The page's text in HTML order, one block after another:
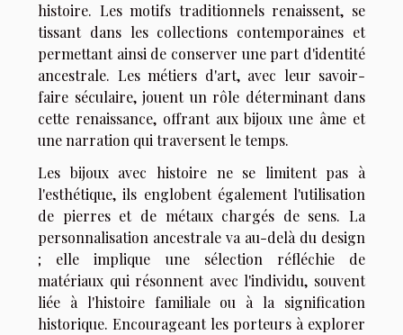
histoire. Les motifs traditionnels renaissent, se
tissant dans les collections contemporaines et
permettant ainsi de conserver une part d'identité
ancestrale. Les métiers d'art, avec leur savoir-
faire séculaire, jouent un rôle déterminant dans
cette renaissance, offrant aux bijoux une âme et
une narration qui traversent le temps.
Les bijoux avec histoire ne se limitent pas à
l'esthétique, ils englobent également l'utilisation
de pierres et de métaux chargés de sens. La
personnalisation ancestrale va au-delà du design
; elle implique une sélection réfléchie de
matériaux qui résonnent avec l'individu, souvent
liée à l'histoire familiale ou à la signification
historique. Encourageant les porteurs à explorer